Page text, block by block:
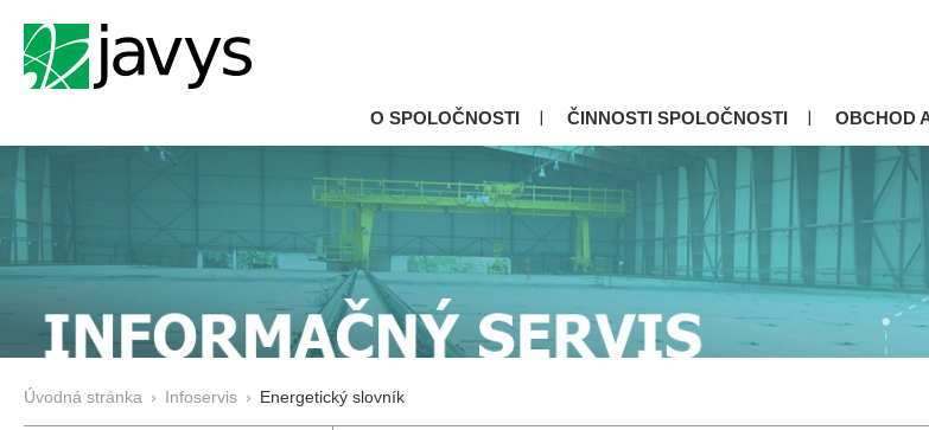
O SPOLOČNOSTI ČINNOSTI SPOLOČNOSTI OBCHOD
Úvodná stránka › Infoservis › Energetický slovník